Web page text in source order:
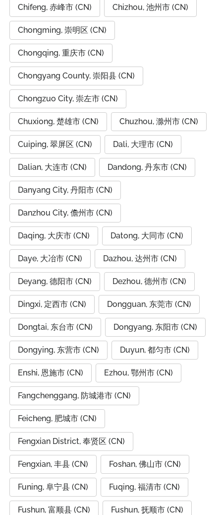
Chifeng, 赤峰市 (CN) Chizhou, 池州市 (CN)
Chongming, 崇明区 (CN)
Chongqing, 重庆市 (CN)
Chongyang County, 崇阳县 (CN)
Chongzuo City, 崇左市 (CN)
Chuxiong, 楚雄市 (CN) Chuzhou, 滁州市 (CN)
Cuiping, 翠屏区 (CN) Dali, 大理市 (CN)
Dalian, 大连市 (CN) Dandong, 丹东市 (CN)
Danyang City, 丹阳市 (CN)
Danzhou City, 儋州市 (CN)
Daqing, 大庆市 (CN) Datong, 大同市 (CN)
Daye, 大冶市 (CN) Dazhou, 达州市 (CN)
Deyang, 德阳市 (CN) Dezhou, 德州市 (CN)
Dingxi, 定西市 (CN) Dongguan, 东莞市 (CN)
Dongtai, 东台市 (CN) Dongyang, 东阳市 (CN)
Dongying, 东营市 (CN) Duyun, 都匀市 (CN)
Enshi, 恩施市 (CN) Ezhou, 鄂州市 (CN)
Fangchenggang, 防城港市 (CN)
Feicheng, 肥城市 (CN)
Fengxian District, 奉贤区 (CN)
Fengxian, 丰县 (CN) Foshan, 佛山市 (CN)
Funing, 阜宁县 (CN) Fuqing, 福清市 (CN)
Fushun, 富顺县 (CN) Fushun, 抚顺市 (CN)